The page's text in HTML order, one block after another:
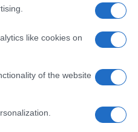
like cookies on
of the website
muscolare
a una